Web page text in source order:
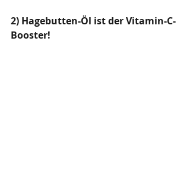
2) Hagebutten-Öl ist der Vitamin-C-
Booster!